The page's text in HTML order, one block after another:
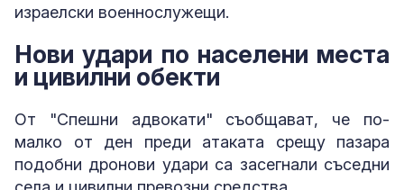
израелски военнослужещи.
Нови удари по населени места
и цивилни обекти
От "Спешни адвокати" съобщават, че по-
малко от ден преди атаката срещу пазара
подобни дронови удари са засегнали съседни